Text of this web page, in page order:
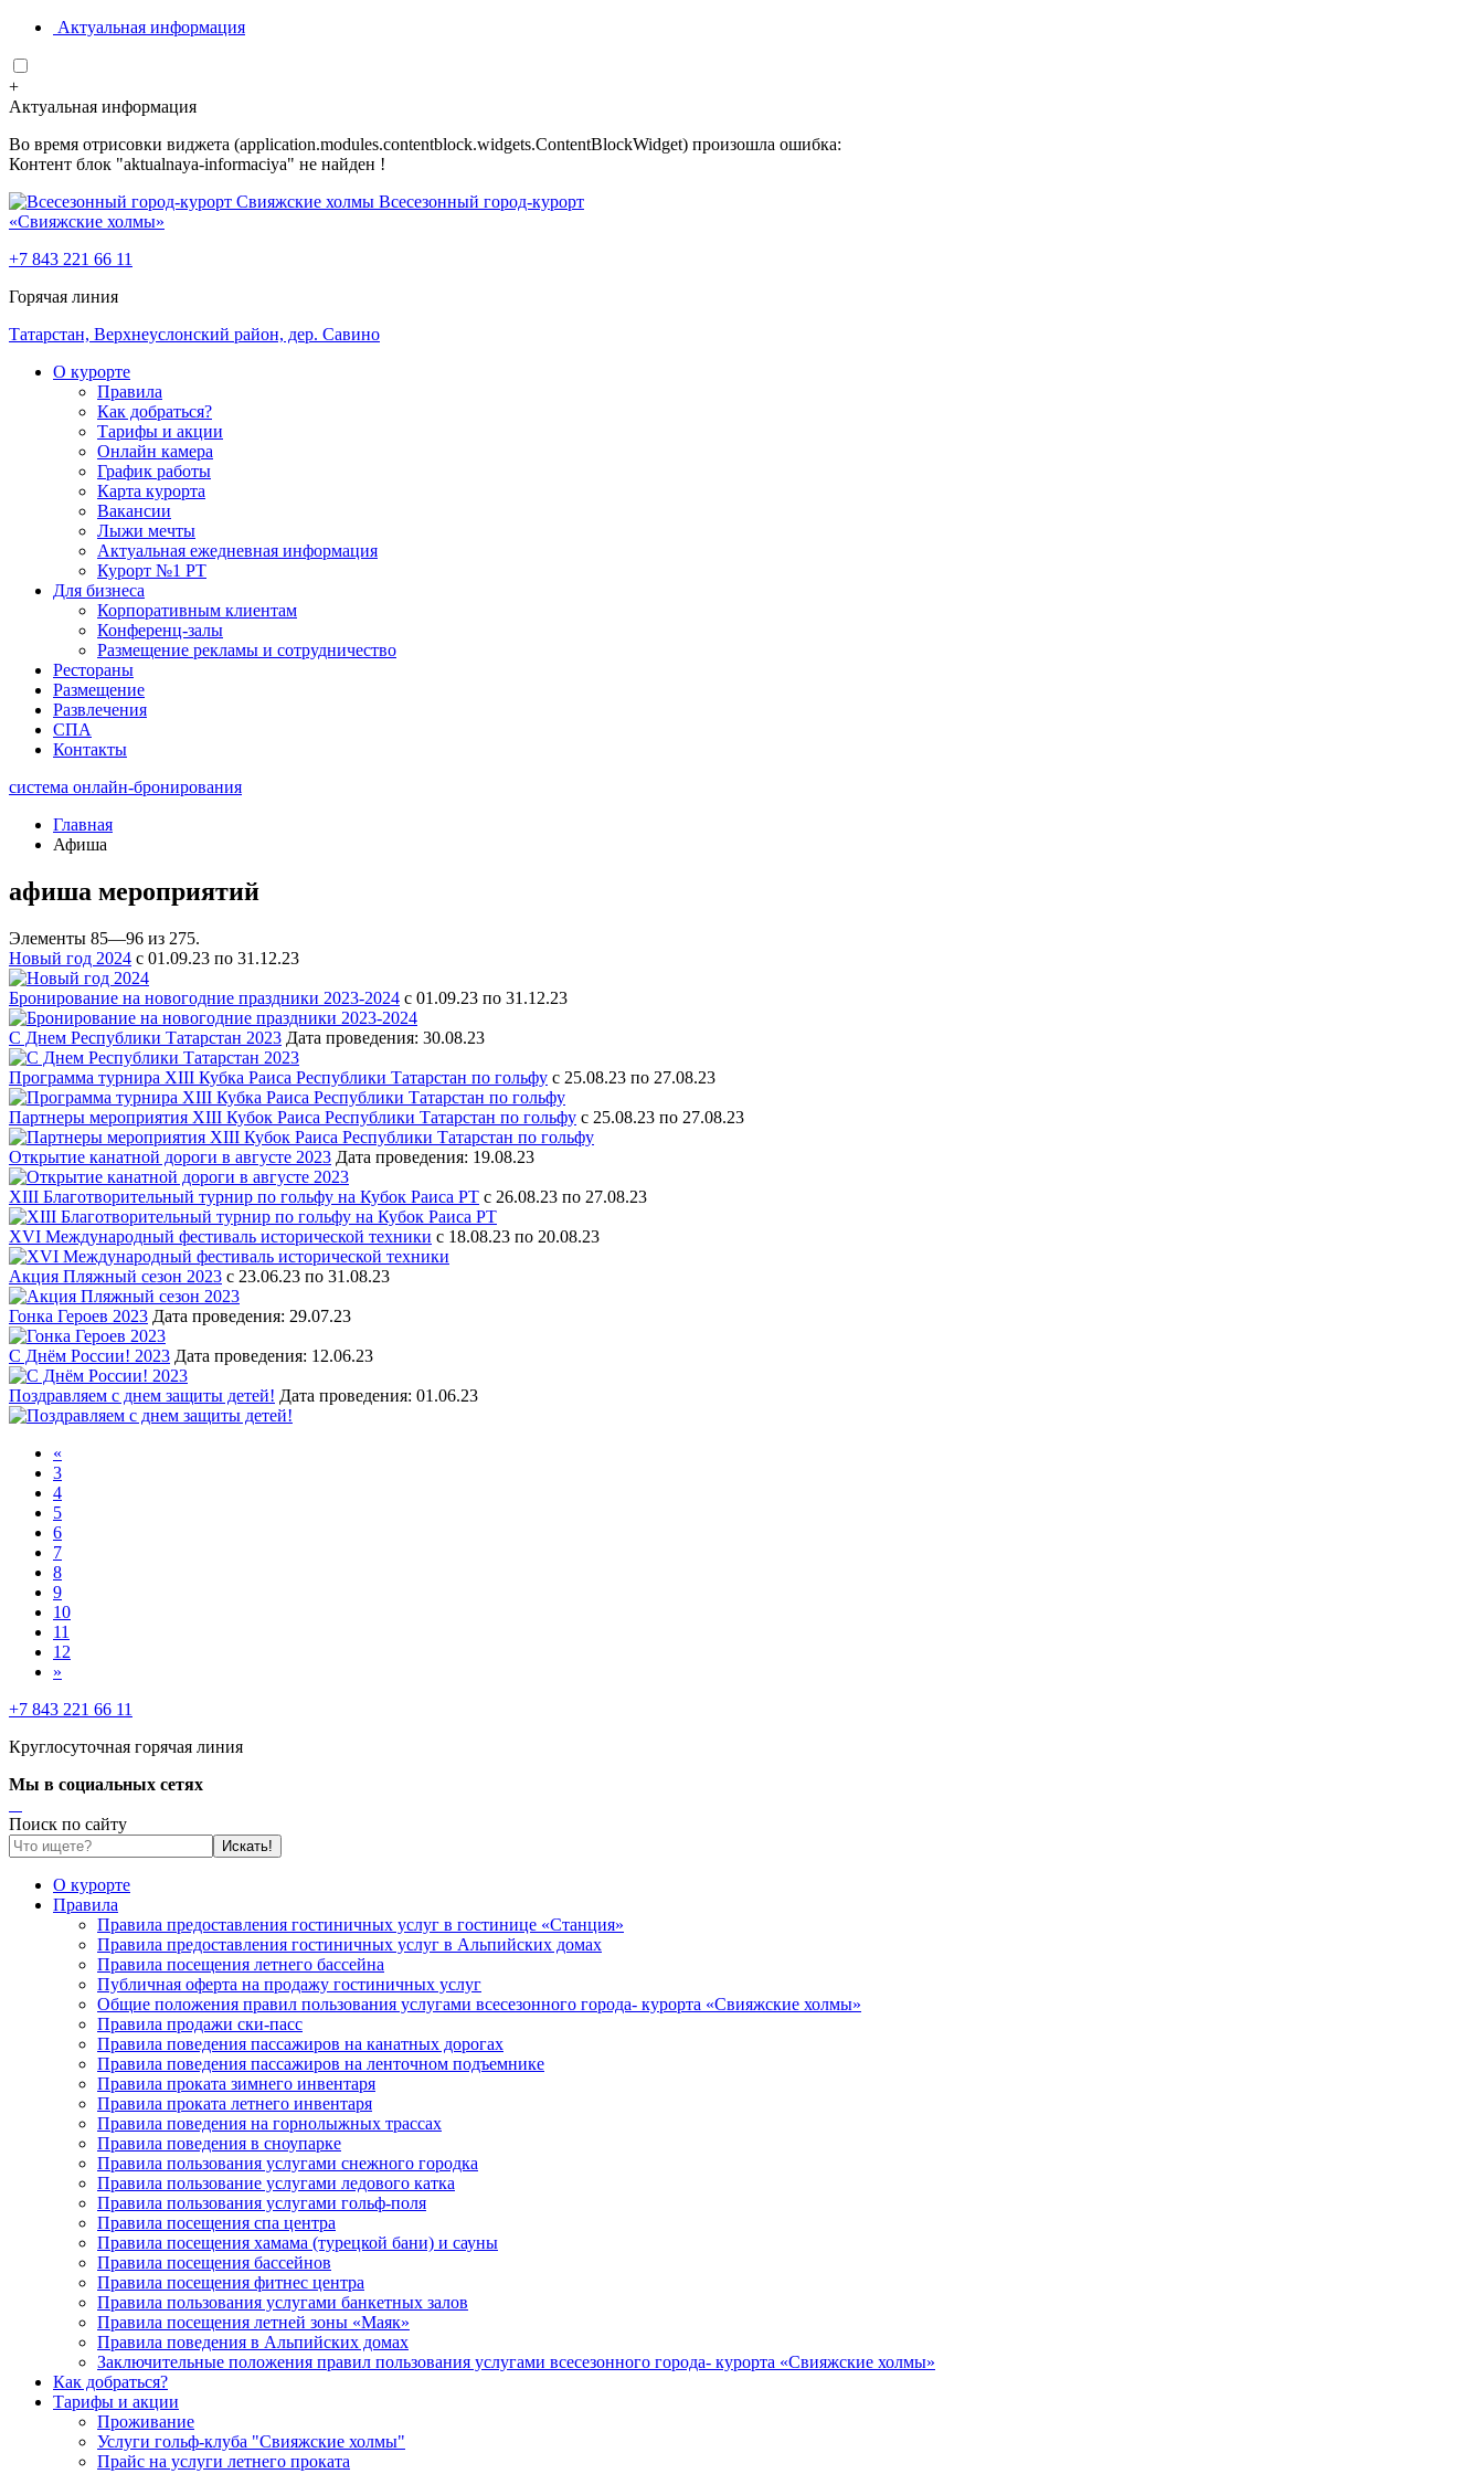
Актуальная информация
+
Актуальная информация
Во время отрисовки виджета (application.modules.contentblock.widgets.ContentBlockWidget) произошла ошибка:
Контент блок "aktualnaya-informaciya" не найден !
Всесезонный город-курорт
«Свияжские холмы»
+7 843 221 66 11
Горячая линия
Татарстан, Верхнеуслонский район, дер. Савино
О курорте
Правила
Как добраться?
Тарифы и акции
Онлайн камера
График работы
Карта курорта
Вакансии
Лыжи мечты
Актуальная ежедневная информация
Курорт №1 РТ
Для бизнеса
Корпоративным клиентам
Конференц-залы
Размещение рекламы и сотрудничество
Рестораны
Размещение
Развлечения
СПА
Контакты
система онлайн-бронирования
Главная
Афиша
афиша мероприятий
Элементы 85—96 из 275.
Новый год 2024 c 01.09.23 по 31.12.23
Бронирование на новогодние праздники 2023-2024 c 01.09.23 по 31.12.23
С Днем Республики Татарстан 2023 Дата проведения: 30.08.23
Программа турнира XIII Кубка Раиса Республики Татарстан по гольфу c 25.08.23 по 27.08.23
Партнеры мероприятия XIII Кубок Раиса Республики Татарстан по гольфу c 25.08.23 по 27.08.23
Открытие канатной дороги в августе 2023 Дата проведения: 19.08.23
XIII Благотворительный турнир по гольфу на Кубок Раиса РТ c 26.08.23 по 27.08.23
XVI Международный фестиваль исторической техники c 18.08.23 по 20.08.23
Акция Пляжный сезон 2023 c 23.06.23 по 31.08.23
Гонка Героев 2023 Дата проведения: 29.07.23
С Днём России! 2023 Дата проведения: 12.06.23
Поздравляем с днем защиты детей! Дата проведения: 01.06.23
«
3
4
5
6
7
8
9
10
11
12
»
+7 843 221 66 11
Круглосуточная горячая линия
Мы в социальных сетях
Поиск по сайту
О курорте
Правила
Правила предоставления гостиничных услуг в гостинице «Станция»
Правила предоставления гостиничных услуг в Альпийских домах
Правила посещения летнего бассейна
Публичная оферта на продажу гостиничных услуг
Общие положения правил пользования услугами всесезонного города- курорта «Свияжские холмы»
Правила продажи ски-пасс
Правила поведения пассажиров на канатных дорогах
Правила поведения пассажиров на ленточном подъемнике
Правила проката зимнего инвентаря
Правила проката летнего инвентаря
Правила поведения на горнолыжных трассах
Правила поведения в сноупарке
Правила пользования услугами снежного городка
Правила пользование услугами ледового катка
Правила пользования услугами гольф-поля
Правила посещения спа центра
Правила посещения хамама (турецкой бани) и сауны
Правила посещения бассейнов
Правила посещения фитнес центра
Правила пользования услугами банкетных залов
Правила посещения летней зоны «Маяк»
Правила поведения в Альпийских домах
Заключительные положения правил пользования услугами всесезонного города- курорта «Свияжские холмы»
Как добраться?
Тарифы и акции
Проживание
Услуги гольф-клуба "Свияжские холмы"
Прайс на услуги летнего проката